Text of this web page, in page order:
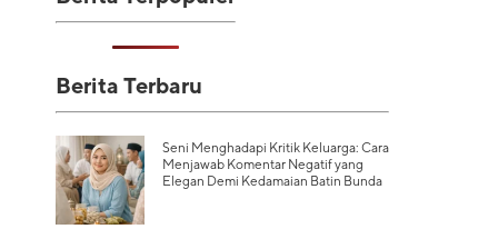
Berita Terbaru
Seni Menghadapi Kritik Keluarga: Cara
Menjawab Komentar Negatif yang
Elegan Demi Kedamaian Batin Bunda